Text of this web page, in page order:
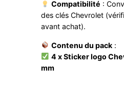
m
m
/
m
m
Compatibilité :
des clés Chevrolet
avant achat).
Contenu du pack :
4 x Sticker logo
mm